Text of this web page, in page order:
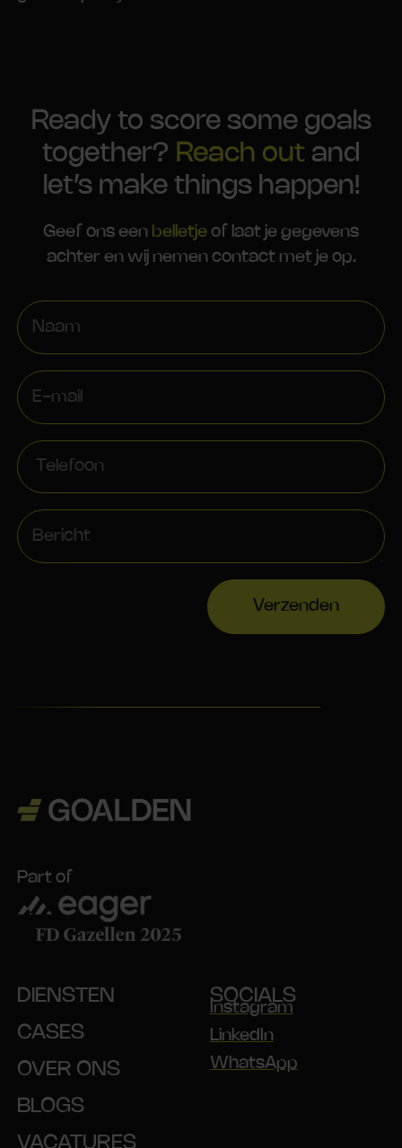
Ready to score some goals
together? Reach out and
let’s make things happen!
Geef ons een belletje of laat je gegevens
achter en wij nemen contact met je op.
Verzenden
Part of
DIENSTEN
CASES
OVER ONS
BLOGS
VACATURES
SOCIALS
Instagram
LinkedIn
WhatsApp